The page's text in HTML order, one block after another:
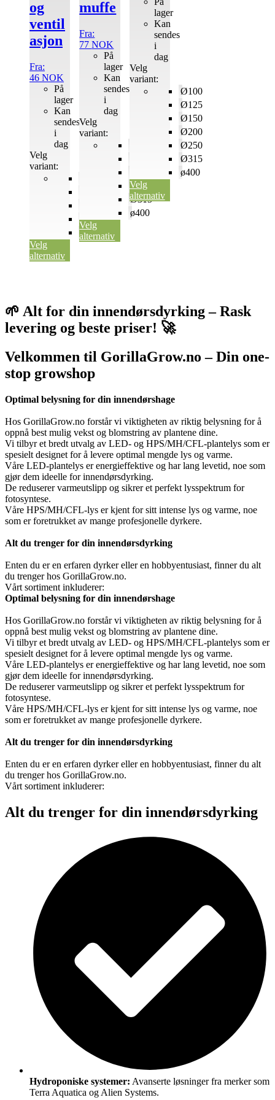
og
ventil
asjon
Fra:
46 NOK
ø160
Ø200
På
lager
Kan
sendes
i
dag
Velg
variant:
Velg
alternativ
muffe
Fra:
77NOK
Ø250
Ø315
ø400
På
lager
Kan
sendes
i
dag
Velg
variant:
Velg
alternativ
Ø100
Ø125
Ø150
Ø200
Ø250
Ø315
ø400
lager
Kan
sendes
i
dag
Velg
variant:
Velg
alternativ
🌱 Alt for din innendørsdyrking – Rask
levering og beste priser! 🚀
Velkommen til GorillaGrow.no – Din one-
stop growshop
Optimal belysning for din innendørshage
Hos GorillaGrow.no forstår vi viktigheten av riktig belysning for å
oppnå best mulig vekst og blomstring av plantene dine.
Vi tilbyr et bredt utvalg av LED- og HPS/MH/CFL-plantelys som er
spesielt designet for å levere optimal mengde lys og varme.
Våre LED-plantelys er energieffektive og har lang levetid, noe som
gjør dem ideelle for innendørsdyrking.
De reduserer varmeutslipp og sikrer et perfekt lysspektrum for
fotosyntese.
Våre HPS/MH/CFL-lys er kjent for sitt intense lys og varme, noe
som er foretrukket av mange profesjonelle dyrkere.
Alt du trenger for din innendørsdyrking
Enten du er en erfaren dyrker eller en hobbyentusiast, finner du alt
du trenger hos GorillaGrow.no.
Vårt sortiment inkluderer:
Optimal belysning for din innendørshage
Hos GorillaGrow.no forstår vi viktigheten av riktig belysning for å
oppnå best mulig vekst og blomstring av plantene dine.
Vi tilbyr et bredt utvalg av LED- og HPS/MH/CFL-plantelys som er
spesielt designet for å levere optimal mengde lys og varme.
Våre LED-plantelys er energieffektive og har lang levetid, noe som
gjør dem ideelle for innendørsdyrking.
De reduserer varmeutslipp og sikrer et perfekt lysspektrum for
fotosyntese.
Våre HPS/MH/CFL-lys er kjent for sitt intense lys og varme, noe
som er foretrukket av mange profesjonelle dyrkere.
Alt du trenger for din innendørsdyrking
Enten du er en erfaren dyrker eller en hobbyentusiast, finner du alt
du trenger hos GorillaGrow.no.
Vårt sortiment inkluderer:
Alt du trenger for din innendørsdyrking
Hydroponiske systemer: Avanserte løsninger fra merker som
Terra Aquatica og Alien Systems.